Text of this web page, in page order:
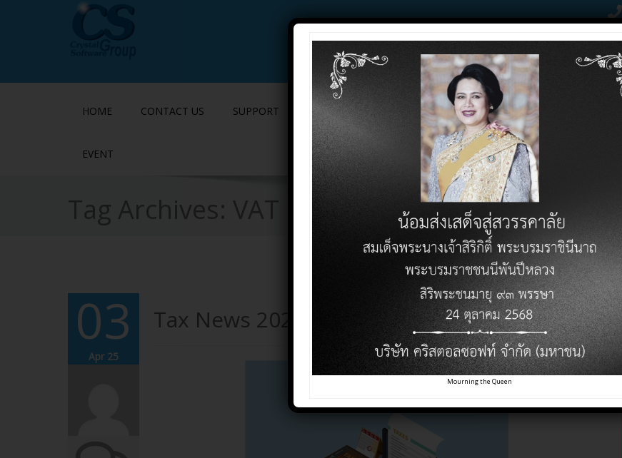
Contact Click
HOME CONTACT US SUPPORT PRODUCTS PRICE LIST KNOWLEDGE VARIETY
EVENT
Tag Archives: VAT
03
Apr 25
Tax News 2025
Mourning the Queen